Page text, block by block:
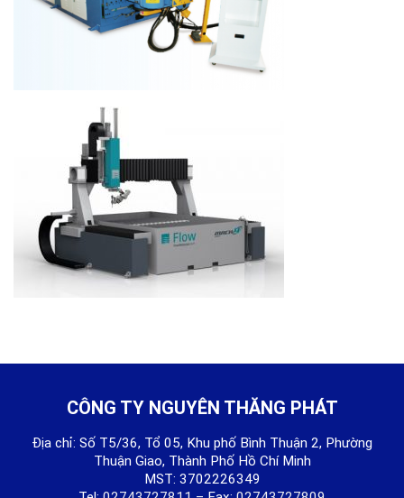
CÔNG TY NGUYÊN THĂNG PHÁT
Địa chỉ: Số T5/36, Tổ 05, Khu phố Bình Thuận 2, Phường
Thuận Giao, Thành Phố Hồ Chí Minh
MST: 3702226349